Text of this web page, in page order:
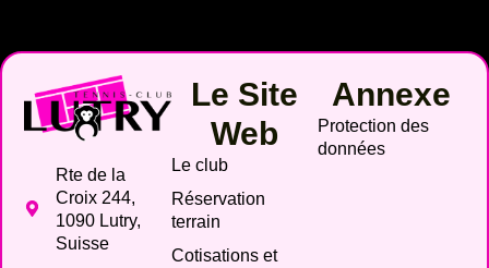
Rte de la
Croix 244,
1090 Lutry,
Suisse
Le Site
Web
Le club
Réservation
terrain
Cotisations et
Annexe
Protection des
données